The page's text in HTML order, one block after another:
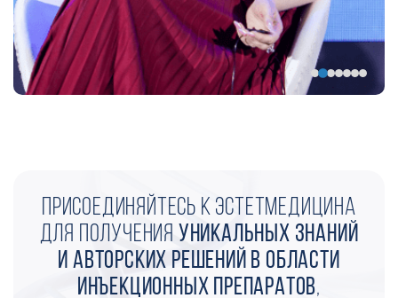
Присоединяйтесь к ЭстетМедицина
для получения уникальных знаний
и авторских решений в области
инъекционных препаратов,